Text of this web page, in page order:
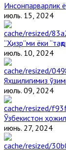
Инсонпарварлик
июль. 15, 2024
“Ҳизр”ми ёки
июль. 10, 2024
Яхшилигимиз
июль. 09, 2024
Ўзбекистон
июнь. 27, 2024